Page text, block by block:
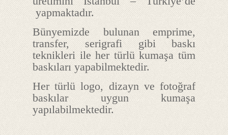
yapmaktadır.
Bünyemizde bulunan emprime,
transfer, serigrafi gibi baskı
teknikleri ile her türlü kumaşa tüm
baskıları yapabilmektedir.
Her türlü logo, dizayn ve fotoğraf
baskılar uygun kumaşa
yapılabilmektedir.